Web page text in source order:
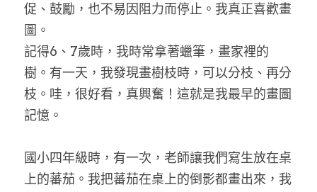
促、鼓勵，也不易因阻力而停止。我真正喜歡畫
圖。
記得6、7歲時，我時常拿著蠟筆，畫家裡的
樹。有一天，我發現畫樹枝時，可以分枝、再分
枝。哇，很好看，真興奮！這就是我最早的畫圖
記憶。
國小四年級時，有一次，老師讓我們寫生放在桌
上的蕃茄。我把蕃茄在桌上的倒影都畫出來，我